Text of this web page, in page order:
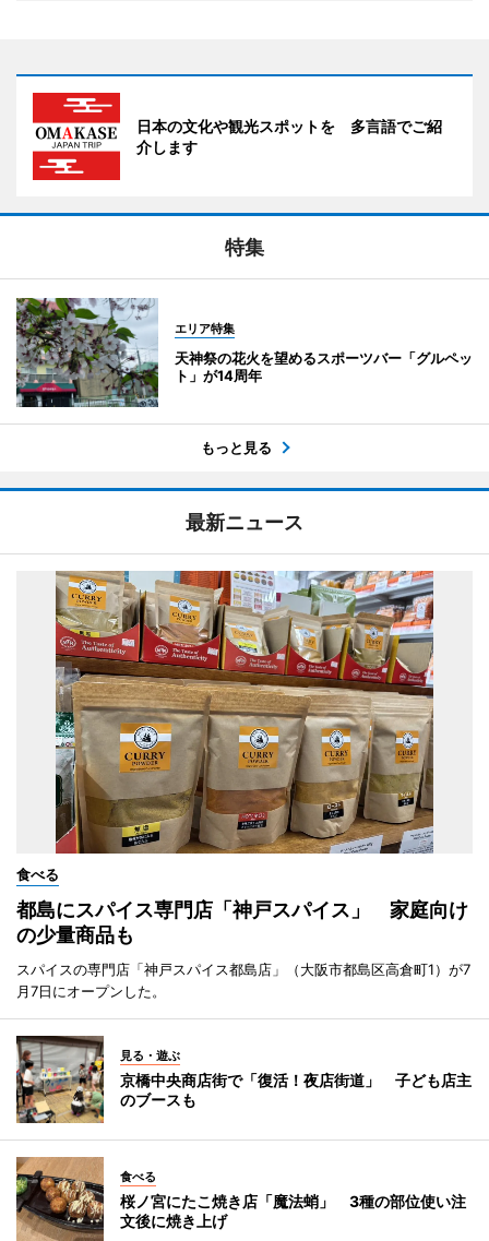
日本の文化や観光スポットを 多言語でご紹
介します
特集
エリア特集
天神祭の花火を望めるスポーツバー「グルペッ
ト」が14周年
もっと見る
最新ニュース
食べる
都島にスパイス専門店「神戸スパイス」 家庭向け
の少量商品も
スパイスの専門店「神戸スパイス都島店」（大阪市都島区高倉町1）が7
月7日にオープンした。
見る・遊ぶ
京橋中央商店街で「復活！夜店街道」 子ども店主
のブースも
食べる
桜ノ宮にたこ焼き店「魔法蛸」 3種の部位使い注
文後に焼き上げ